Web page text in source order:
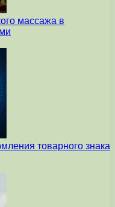
массажа в
товарного знака